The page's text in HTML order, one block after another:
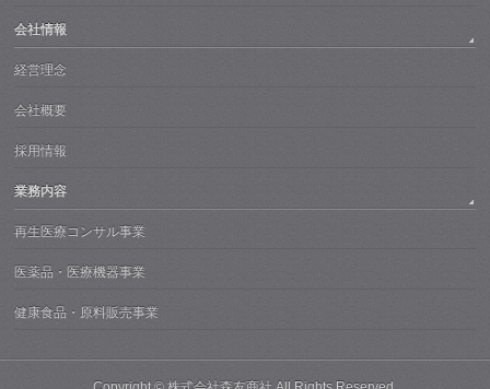
会社情報
経営理念
会社概要
採用情報
業務内容
再生医療コンサル事業
医薬品・医療機器事業
健康食品・原料販売事業